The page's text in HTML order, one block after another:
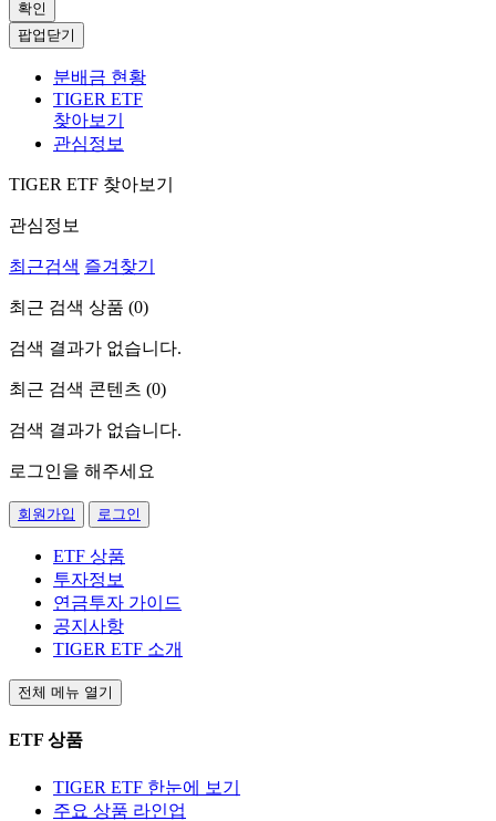
확인
팝업닫기
분배금 현황
TIGER ETF
찾아보기
관심정보
TIGER ETF 찾아보기
관심정보
최근검색 즐겨찾기
최근 검색 상품 (0)
검색 결과가 없습니다.
최근 검색 콘텐츠 (0)
검색 결과가 없습니다.
로그인을 해주세요
회원가입 로그인
ETF 상품
투자정보
연금투자 가이드
공지사항
TIGER ETF 소개
전체 메뉴 열기
ETF 상품
TIGER ETF 한눈에 보기
주요 상품 라인업